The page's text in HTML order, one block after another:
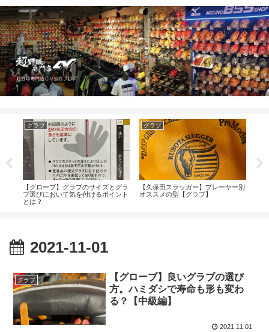
グラブ
【グローブ】グラブのサイズとグラ
ブ選びにおいて気を付けるポイント
とは？
グラブ
【久保田スラッガー】プレーヤー別
オススメの型【グラブ】
2021-11-01
グラブ
【グローブ】良いグラブの選び
方。ハミダシで寿命も形も変わ
る？【中級編】
2021.11.01